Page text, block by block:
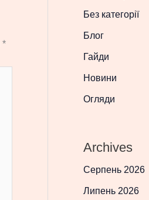
*
Без категорії
Блог
Гайди
Новини
Огляди
Archives
Серпень 2026
Липень 2026